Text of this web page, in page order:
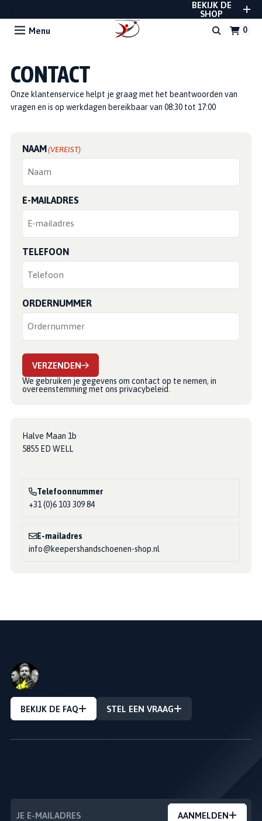
BEKIJK DE
SHOP
Menu
CONTACT
Onze klantenservice helpt je graag met het beantwoorden van
vragen en is op werkdagen bereikbaar van 08:30 tot 17:00
NAAM(VEREIST)
E-MAILADRES
TELEFOON
ORDERNUMMER
VERZENDEN
We gebruiken je gegevens om contact op te nemen, in
overeenstemming met ons privacybeleid
Halve Maan 1b
5855 ED WELL
Telefoonnummer
+31 (0)6 103 309 84
E-mailadres
info@keepershandschoenen-shop.nl
BEKIJK DE FAQ
STEL EEN VRAAG
AANMELDEN